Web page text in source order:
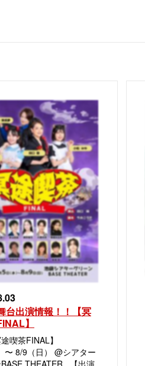
台出演情報！！【冥
】
喫茶FINAL】
〜 8/9（日） @シアター